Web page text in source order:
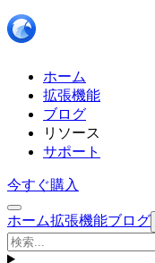
ホーム
拡張機能
ブログ
リソース
サポート
今すぐ購入
ホーム拡張機能ブログ